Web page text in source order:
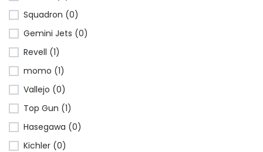
Squadron (0)
Gemini Jets (0)
Revell (1)
momo (1)
Vallejo (0)
Top Gun (1)
Hasegawa (0)
Kichler (0)